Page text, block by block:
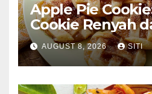
Apple Pie
Cookie Renyah
AUGUST 8, 2026 SITI